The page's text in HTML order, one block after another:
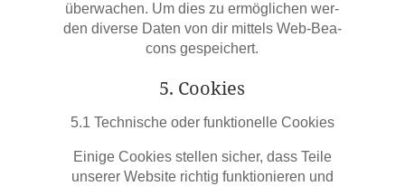
über­wa­chen. Um dies zu ermög­li­chen wer­
den diver­se Daten von dir mit­tels Web-Bea­
cons gespeichert.
5. Coo­kies
5.1 Tech­ni­sche oder funk­tio­nel­le Cookies
Eini­ge Coo­kies stel­len sicher, dass Tei­le
unse­rer Web­site rich­tig funk­tio­nie­ren und